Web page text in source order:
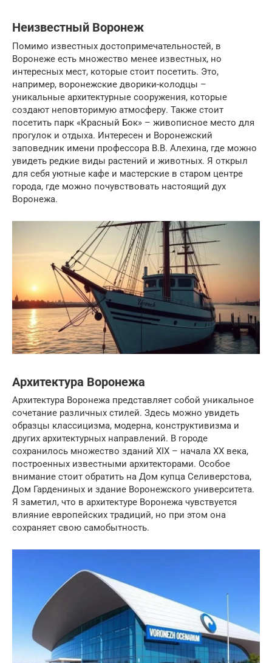
Неизвестный Воронеж
Помимо известных достопримечательностей, в
Воронеже есть множество менее известных, но
интересных мест, которые стоит посетить. Это,
например, воронежские дворики-колодцы –
уникальные архитектурные сооружения, которые
создают неповторимую атмосферу. Также стоит
посетить парк «Красный Бок» – живописное место для
прогулок и отдыха. Интересен и Воронежский
заповедник имени профессора В.В. Алехина, где можно
увидеть редкие виды растений и животных. Я открыл
для себя уютные кафе и мастерские в старом центре
города, где можно почувствовать настоящий дух
Воронежа.
Архитектура Воронежа
Архитектура Воронежа представляет собой уникальное
сочетание различных стилей. Здесь можно увидеть
образцы классицизма, модерна, конструктивизма и
других архитектурных направлений. В городе
сохранилось множество зданий XIX – начала XX века,
построенных известными архитекторами. Особое
внимание стоит обратить на Дом купца Селиверстова,
Дом Гардениных и здание Воронежского университета.
Я заметил, что в архитектуре Воронежа чувствуется
влияние европейских традиций, но при этом она
сохраняет свою самобытность.